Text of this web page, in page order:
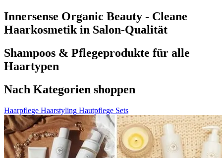
Innersense Organic Beauty - Cleane
Haarkosmetik in Salon-Qualität
Shampoos & Pflegeprodukte für alle
Haartypen
Nach Kategorien shoppen
Haarpflege Haarstyling Hautpflege Sets